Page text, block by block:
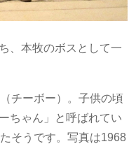
、本牧のボスとして一
チーボー）。子供の頃
ちゃん」と呼ばれてい
そうです。写真は1968